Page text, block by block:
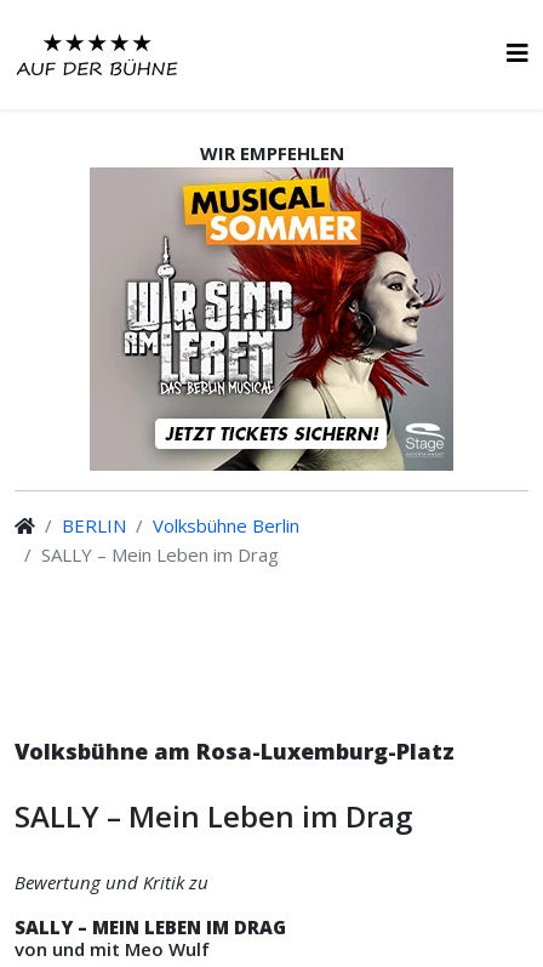
WIR EMPFEHLEN
BERLIN
Volksbühne Berlin
SALLY – Mein Leben im Drag
Volksbühne am Rosa-Luxemburg-Platz
SALLY – Mein Leben im Drag
Bewertung und Kritik zu
SALLY – MEIN LEBEN IM DRAG
von und mit Meo Wulf